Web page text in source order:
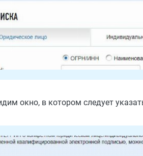
окно, в котором следует